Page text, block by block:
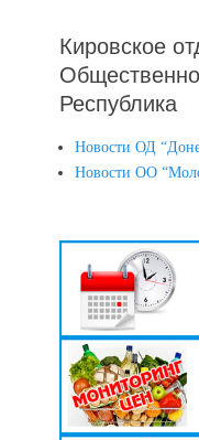
Кировское
Республика
Новости ОД
Новости ОО